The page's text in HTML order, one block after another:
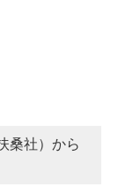
桑社）から